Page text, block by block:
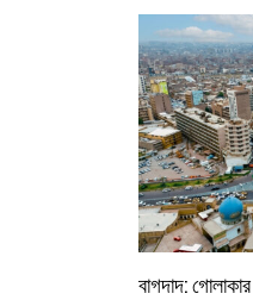
বাগদাদ: